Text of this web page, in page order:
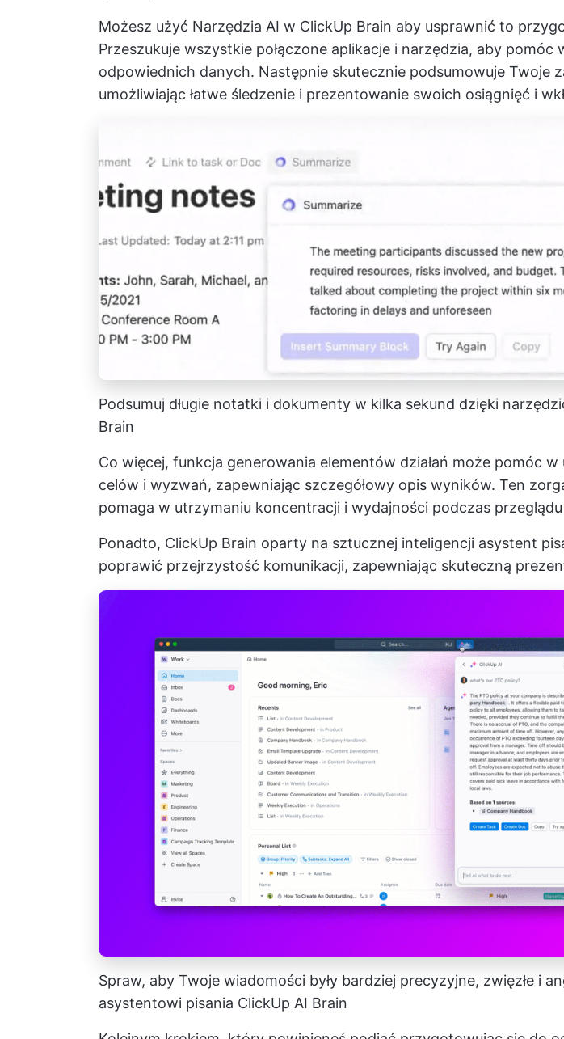
Możesz użyć Narzędzia AI w ClickUp Brain aby usprawnić to
Przeszukuje wszystkie połączone aplikacje i narzędzia, aby pomóc
odpowiednich danych. Następnie skutecznie podsumowuje Twoje
umożliwiając łatwe śledzenie i prezentowanie swoich osiągnięć i
Podsumuj długie notatki i dokumenty w kilka sekund dzięki
Brain
Co więcej, funkcja generowania elementów działań może pomóc
celów i wyzwań, zapewniając szczegółowy opis wyników. Ten
pomaga w utrzymaniu koncentracji i wydajności podczas
Ponadto, ClickUp Brain oparty na sztucznej inteligencji asystent
poprawić przejrzystość komunikacji, zapewniając skuteczną
Spraw, aby Twoje wiadomości były bardziej precyzyjne, zwięzłe i
asystentowi pisania ClickUp AI Brain